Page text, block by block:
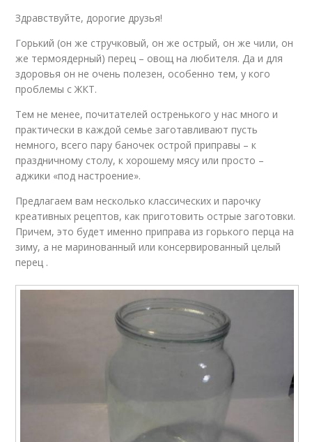
Здравствуйте, дорогие друзья!
Горький (он же стручковый, он же острый, он же чили, он
же термоядерный) перец – овощ на любителя. Да и для
здоровья он не очень полезен, особенно тем, у кого
проблемы с ЖКТ.
Тем не менее, почитателей остренького у нас много и
практически в каждой семье заготавливают пусть
немного, всего пару баночек острой приправы – к
праздничному столу, к хорошему мясу или просто –
аджики «под настроение».
Предлагаем вам несколько классических и парочку
креативных рецептов, как приготовить острые заготовки.
Причем, это будет именно приправа из горького перца на
зиму, а не маринованный или консервированный целый
перец .